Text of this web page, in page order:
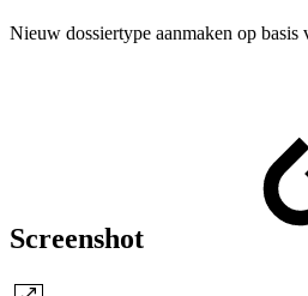
Nieuw dossiertype aanmaken op
Screenshot